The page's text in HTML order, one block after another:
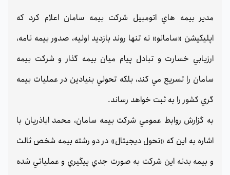
مدير بيمه هاي اتومبيل شركت بيمه سامان اعلام كرد كه
اپليكيشن «سامانو» نه تنها روند بازديد اوليه، صدور بيمه نامه،‌
ارزيابي خسارت و تبادل پيام ميان بيمه گذار و شركت بيمه
سامان را تسريع مي كند،‌ بلكه تحولي بنيادين در عمليات بيمه
گري كشور را به ثبت خواهد رساند.
به گزارش روابط عمومي شركت بيمه سامان، محمد اباذريان با
اشاره به اين كه «تحول ديجيتال» در دو رشته بيمه شخص ثالث
و بيمه بدنه اين شركت به صورت جدي پيگيري و عملياتي شده